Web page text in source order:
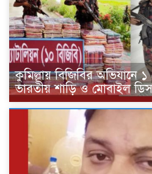
কুমিল্লায় বিজিবির অভিযানে
ভারতীয় শাড়ি ও মোবাইল